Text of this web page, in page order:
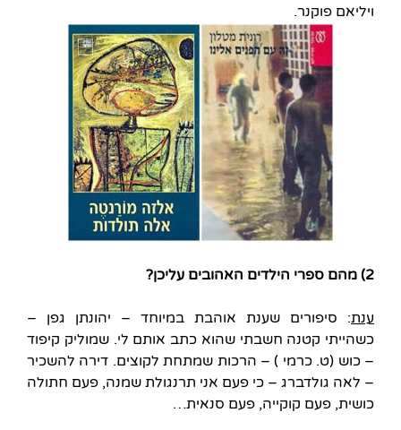
ויליאם פוקנר.
2) מהם ספרי הילדים האהובים עליכן?
ענת: סיפורים שענת אוהבת במיוחד – יהונתן גפן –
כשהייתי קטנה חשבתי שהוא כתב אותם לי. שמוליק קיפוד
– כוש (ט. כרמי ) – הרכות שמתחת לקוצים. דירה להשכיר
– לאה גולדברג – כי פעם אני תרנגולת שמנה, פעם חתולה
כושית, פעם קוקייה, פעם סנאית…